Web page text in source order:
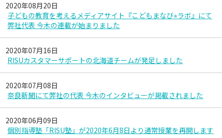
2020年08月20日
子どもの教育を考えるメディアサイト『こどもまなび⭐︎ラボ』にて
弊社代表 今木の連載が始まりました
2020年07月16日
RISUカスタマーサポートの北海道チームが発足しました
2020年07月08日
奈良新聞にて弊社の代表 今木のインタビューが掲載されました
2020年06月09日
個別指導塾「RISU塾」が2020年6月8日より通常授業を再開します